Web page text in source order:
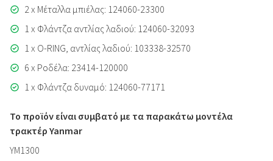
2 x Μέταλλα μπιέλας: 124060-23300
1 x Φλάντζα αντλίας λαδιού: 124060-32093
1 x O-RING, αντλίας λαδιού: 103338-32570
6 x Ροδέλα: 23414-120000
1 x Φλάντζα δυναμό: 124060-77171
Το προϊόν είναι συμβατό με τα παρακάτω μοντέλα
τρακτέρ Yanmar
YM1300